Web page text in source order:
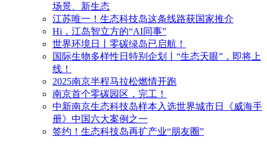
场景、新生态
江苏唯一！生态科技岛这条线路获国家推介
Hi，江岛智立方的“AI同事”
世界环境日丨零碳绿岛已启航！
国际生物多样性日特别企划丨“生态天眼”，即将上
线！
2025南京半程马拉松燃情开跑
南京首个零碳园区，完工！
中新南京生态科技岛样本入选世界城市日《威海手
册》中国六大案例之一
签约！生态科技岛再扩产业“朋友圈”